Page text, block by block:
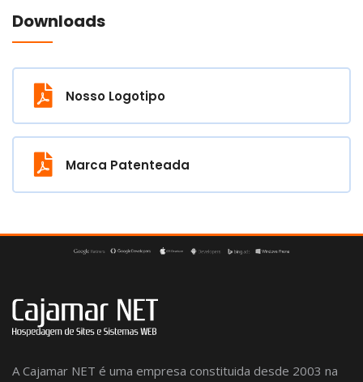
Downloads
Nosso Logotipo
Marca Patenteada
A Cajamar NET é uma empresa constituida desde 2003 na